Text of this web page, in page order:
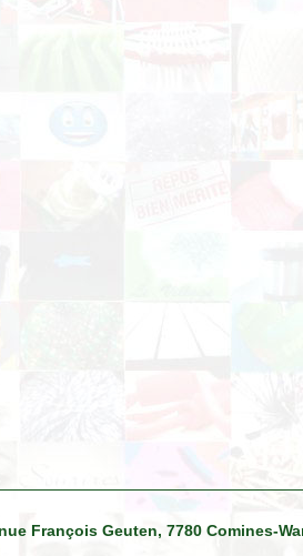
François Geuten, 7780 Comines-